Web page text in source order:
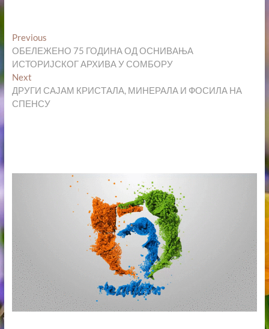
Кретање
чланка
PreviousPrevious
post:
ОБЕЛЕЖЕНО 75 ГОДИНА ОД ОСНИВАЊА
ИСТОРИЈСКОГ АРХИВА У СОМБОРУ
NextNext
post:
ДРУГИ САЈАМ КРИСТАЛА, МИНЕРАЛА И ФОСИЛА НА
СПЕНСУ